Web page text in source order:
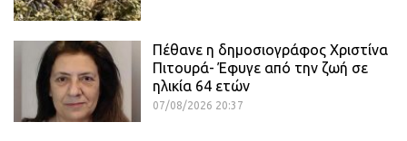
Πέθανε η δημοσιογράφος Χριστίνα
Πιτουρά- Έφυγε από την ζωή σε
ηλικία 64 ετών
07/08/2026 20:37